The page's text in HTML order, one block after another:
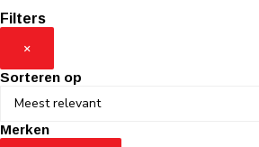
Filters
×
Sorteren op
Merken